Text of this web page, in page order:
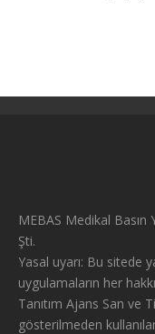
MEBAS Medikal Basın
Şti.
Yasal uyarı: Bu sitede
uygulamaların her
Tanıtım Ajans San ve
gösterilmeden